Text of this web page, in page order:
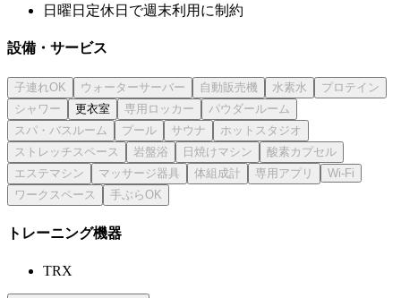
日曜日定休日で週末利用に制約
設備・サービス
更衣室
トレーニング機器
TRX